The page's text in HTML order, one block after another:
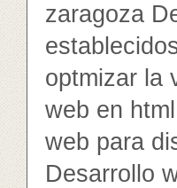
zaragoza
optmizar la
web en
web para
Desarrollo